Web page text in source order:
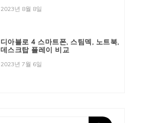
2023년 8월 8일
디아블로 4 스마트폰, 스팀덱, 노트북,
데스크탑 플레이 비교
2023년 7월 6일